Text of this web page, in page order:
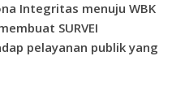
Integritas menuju WBK
SURVEI
pelayanan publik yang